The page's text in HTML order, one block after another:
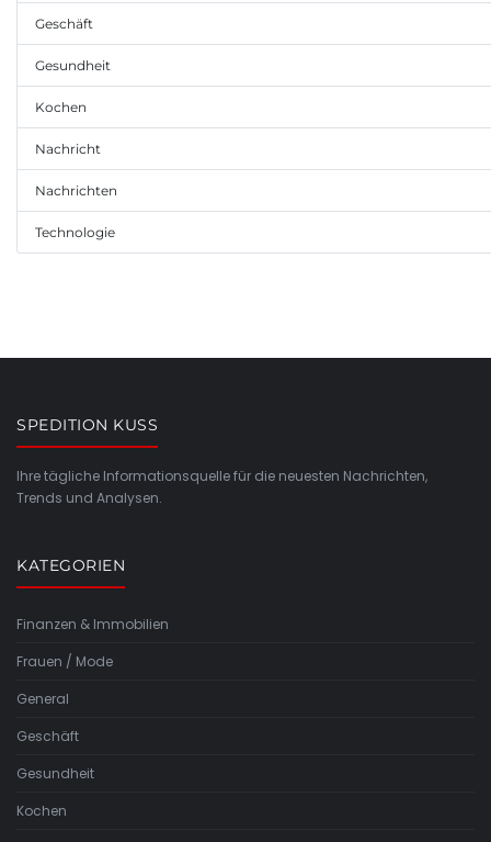
Geschäft
Gesundheit
Kochen
Nachricht
Nachrichten
Technologie
SPEDITION KUSS
Ihre tägliche Informationsquelle für die neuesten Nachrichten,
Trends und Analysen.
KATEGORIEN
Finanzen & Immobilien
Frauen / Mode
General
Geschäft
Gesundheit
Kochen